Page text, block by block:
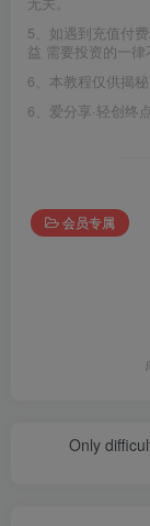
5、如遇到充值付
益 需要投资的一律
6、本教程仅供揭
6、爱分享·轻创终
会员专属
Only